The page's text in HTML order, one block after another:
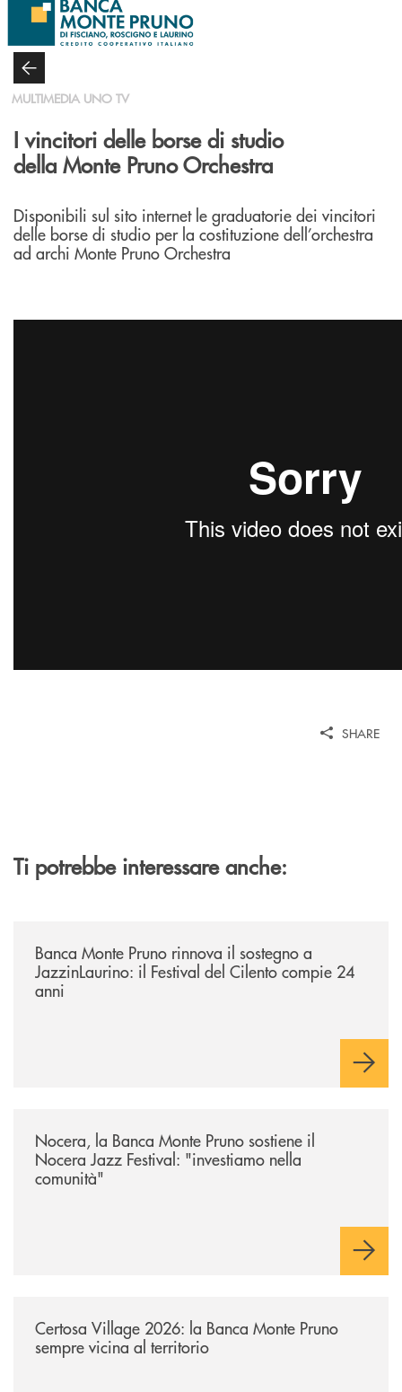
Salta al contenuto principale
MULTIMEDIA UNO TV
I vincitori delle borse di studio
della Monte Pruno Orchestra
Disponibili sul sito internet le graduatorie dei vincitori
delle borse di studio per la costituzione dell’orchestra
ad archi Monte Pruno Orchestra
SHARE
Ti potrebbe interessare anche:
Banca Monte Pruno rinnova il sostegno a
JazzinLaurino: il Festival del Cilento compie 24
anni
Nocera, la Banca Monte Pruno sostiene il
Nocera Jazz Festival: "investiamo nella
comunità"
Certosa Village 2026: la Banca Monte Pruno
sempre vicina al territorio